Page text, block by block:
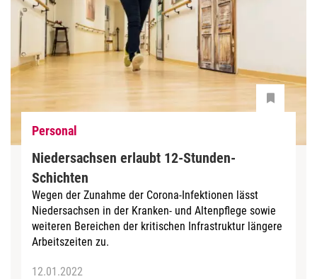
Personal
Niedersachsen erlaubt 12-Stunden-
Schichten
Wegen der Zunahme der Corona-Infektionen lässt
Niedersachsen in der Kranken- und Altenpflege sowie
weiteren Bereichen der kritischen Infrastruktur längere
Arbeitszeiten zu.
12.01.2022